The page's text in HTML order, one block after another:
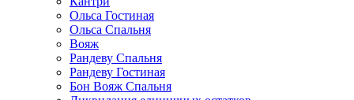
Ольса Гостиная
Ольса Спальня
Вояж
Рандеву Спальня
Рандеву Гостиная
Бон Вояж Спальня